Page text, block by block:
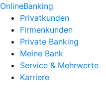
OnlineBanking
Privatkunden
Firmenkunden
Private Banking
Meine Bank
Service & Mehrwerte
Karriere